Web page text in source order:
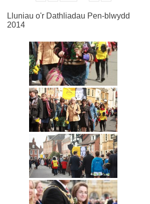
Lluniau o'r Dathliadau Pen-blwydd
2014